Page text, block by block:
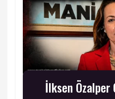
İlksen Özalper